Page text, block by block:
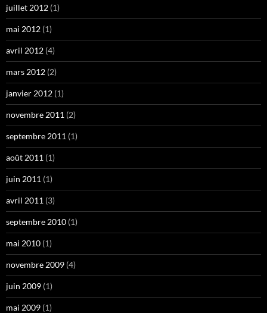
juillet 2012 (1)
mai 2012 (1)
avril 2012 (4)
mars 2012 (2)
janvier 2012 (1)
novembre 2011 (2)
septembre 2011 (1)
août 2011 (1)
juin 2011 (1)
avril 2011 (3)
septembre 2010 (1)
mai 2010 (1)
novembre 2009 (4)
juin 2009 (1)
mai 2009 (1)